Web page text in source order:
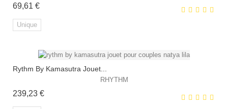
EXCLUSIVITÉ WEB !
69,61 €Prix
Unique
Rythm By Kamasutra Jouet...
RHYTHM
239,23 €Prix